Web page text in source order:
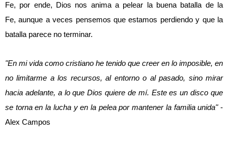
Fe, por ende, Dios nos anima a pelear la buena batalla de la
Fe, aunque a veces pensemos que estamos perdiendo y que la
batalla parece no terminar.
"En mi vida como cristiano he tenido que creer en lo imposible, en
no limitarme a los recursos, al entorno o al pasado, sino mirar
hacia adelante, a lo que Dios quiere de mí. Este es un disco que
se torna en la lucha y en la pelea por mantener la familia unida"-
Alex Campos